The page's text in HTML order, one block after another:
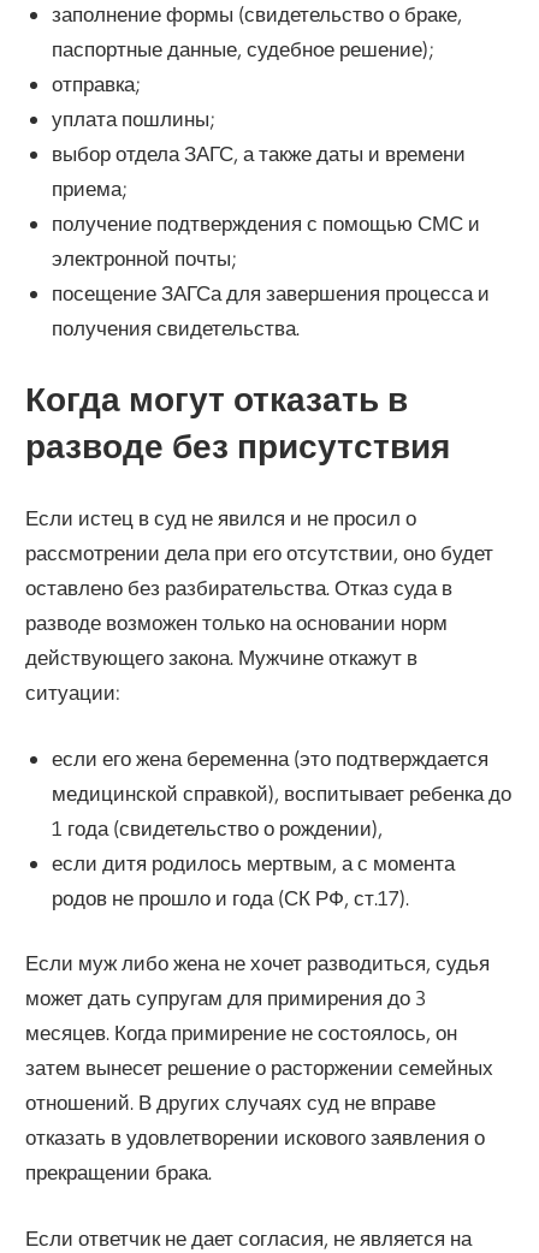
заполнение формы (свидетельство о браке,
паспортные данные, судебное решение);
отправка;
уплата пошлины;
выбор отдела ЗАГС, а также даты и времени
приема;
получение подтверждения с помощью СМС и
электронной почты;
посещение ЗАГСа для завершения процесса и
получения свидетельства.
Когда могут отказать в
разводе без присутствия
Если истец в суд не явился и не просил о
рассмотрении дела при его отсутствии, оно будет
оставлено без разбирательства. Отказ суда в
разводе возможен только на основании норм
действующего закона. Мужчине откажут в
ситуации:
если его жена беременна (это подтверждается
медицинской справкой), воспитывает ребенка до
1 года (свидетельство о рождении),
если дитя родилось мертвым, а с момента
родов не прошло и года (СК РФ, ст.17).
Если муж либо жена не хочет разводиться, судья
может дать супругам для примирения до 3
месяцев. Когда примирение не состоялось, он
затем вынесет решение о расторжении семейных
отношений. В других случаях суд не вправе
отказать в удовлетворении искового заявления о
прекращении брака.
Если ответчик не дает согласия, не является на